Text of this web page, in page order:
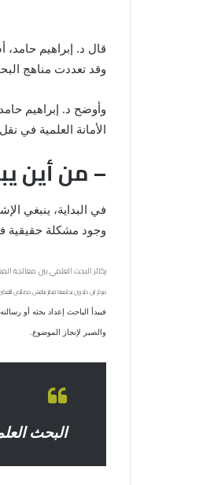
قال د. إبراهيم حامد،
وقد تعددت مناهج
وأوضح د. إبراهيم
الأمانة العلمية في
– من أين
في البداية، ينبغي
وجود مشكلة حقيقية
ركائز البحث العلمي بين معالجة
مركز ابن خلدون بجامعة قطر يناقش خصائص التفكير
فيبدأ الباحث إعداد بحثه أو
والصبر لإنجاز الموضوع.
البحث